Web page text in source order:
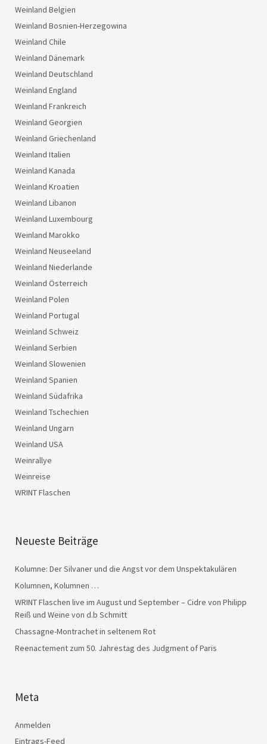
Weinland Belgien
Weinland Bosnien-Herzegowina
Weinland Chile
Weinland Dänemark
Weinland Deutschland
Weinland England
Weinland Frankreich
Weinland Georgien
Weinland Griechenland
Weinland Italien
Weinland Kanada
Weinland Kroatien
Weinland Libanon
Weinland Luxembourg
Weinland Marokko
Weinland Neuseeland
Weinland Niederlande
Weinland Österreich
Weinland Polen
Weinland Portugal
Weinland Schweiz
Weinland Serbien
Weinland Slowenien
Weinland Spanien
Weinland Südafrika
Weinland Tschechien
Weinland Ungarn
Weinland USA
Weinrallye
Weinreise
WRINT Flaschen
Neueste Beiträge
Kolumne: Der Silvaner und die Angst vor dem Unspektakulären
Kolumnen, Kolumnen …
WRINT Flaschen live im August und September – Cidre von Philipp
Reiß und Weine von d.b Schmitt
Chassagne-Montrachet in seltenem Rot
Reenactement zum 50. Jahrestag des Judgment of Paris
Meta
Anmelden
Eintrags-Feed